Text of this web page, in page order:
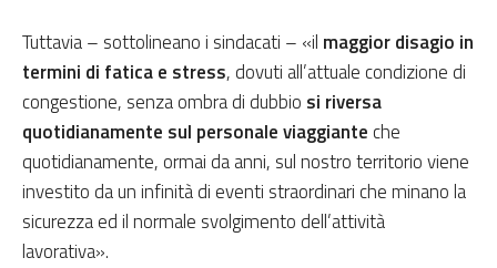
Tuttavia – sottolineano i sindacati – «il maggior disagio in
termini di fatica e stress, dovuti all’attuale condizione di
congestione, senza ombra di dubbio si riversa
quotidianamente sul personale viaggiante che
quotidianamente, ormai da anni, sul nostro territorio viene
investito da un infinità di eventi straordinari che minano la
sicurezza ed il normale svolgimento dell’attività
lavorativa».